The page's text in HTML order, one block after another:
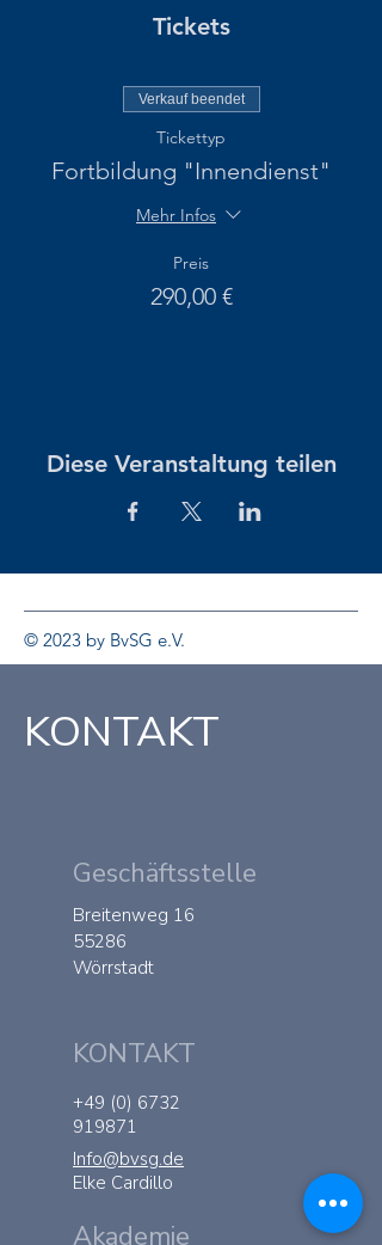
Tickets
Verkauf beendet
Tickettyp
Fortbildung "Innendienst"
Mehr Infos
Preis
290,00 €
Diese Veranstaltung teilen
© 2023 by BvSG e.V.
KONTAKT
Geschäftsstelle
Breitenweg 16
55286
Wörrstadt
KONTAKT
+49 (0) 6732
919871
Info@bvsg.de
Elke Cardillo
Akademie